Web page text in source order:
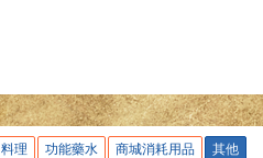
料理 功能藥水 商城消耗用品 其他